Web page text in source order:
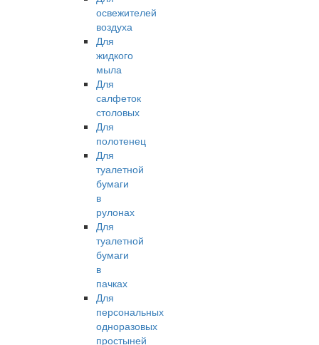
освежителей
воздуха
Для
жидкого
мыла
Для
салфеток
столовых
Для
полотенец
Для
туалетной
бумаги
в
рулонах
Для
туалетной
бумаги
в
пачках
Для
персональных
одноразовых
простыней